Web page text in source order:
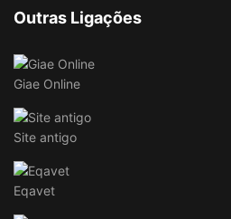
Outras Ligações
Giae Online
Site antigo
Eqavet